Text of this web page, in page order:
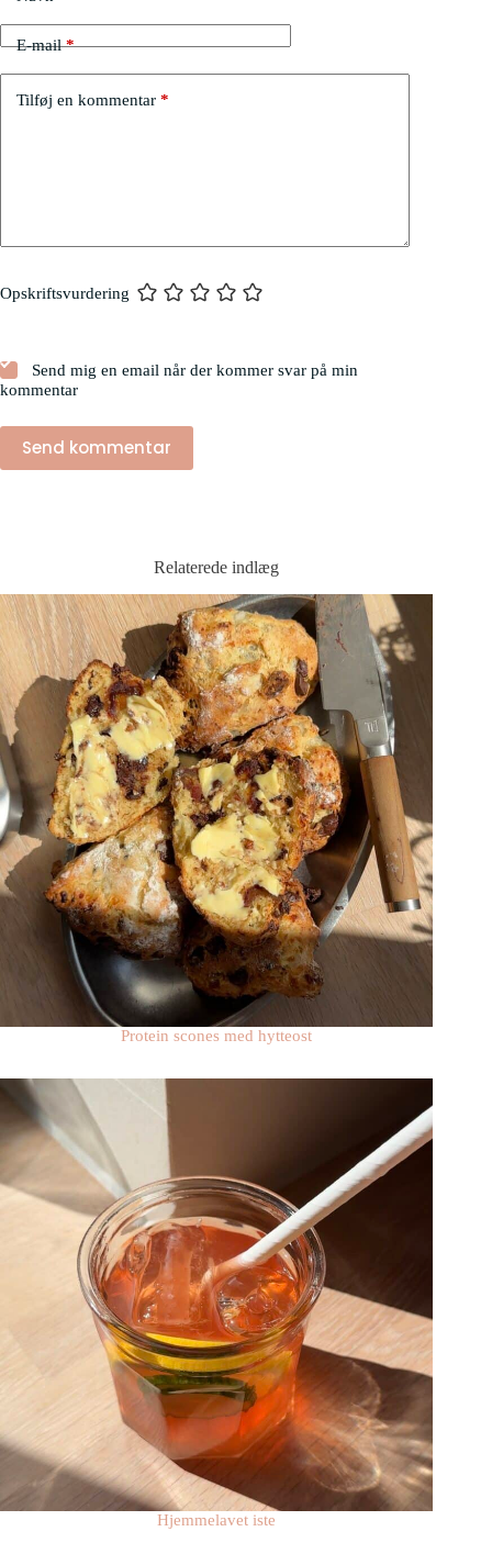
E-mail*
Tilføj en kommentar *
Opskriftsvurdering
Send mig en email når der kommer svar på min
kommentar
Send kommentar
Relaterede indlæg
Protein scones med hytteost
Hjemmelavet iste